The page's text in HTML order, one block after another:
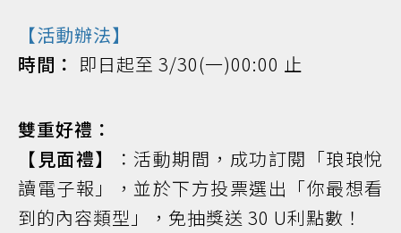
【活動辦法】
時間： 即日起至 3/30(一)00:00 止
雙重好禮：
【見面禮】
：活動期間，成功訂閱「琅琅悅
讀電子報」，並於下方投票選出「你最想看
到的內容類型」，免抽獎送 30 U利點數！